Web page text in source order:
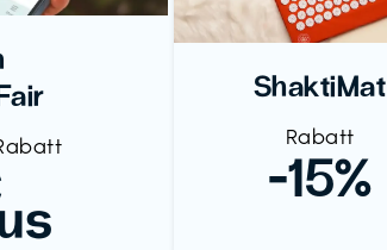
ShaktiMat
Rabatt
-15%